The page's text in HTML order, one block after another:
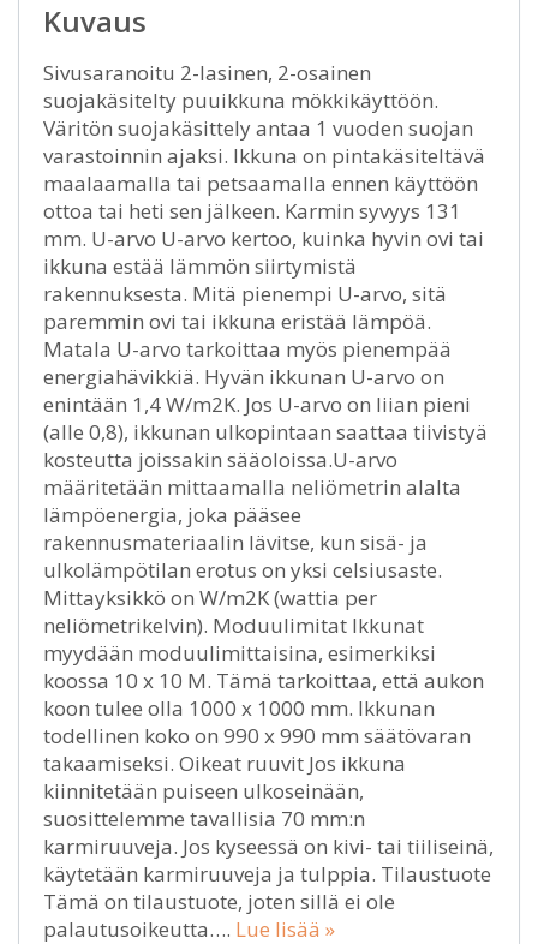
Kuvaus
Sivusaranoitu 2-lasinen, 2-osainen
suojakäsitelty puuikkuna mökkikäyttöön.
Väritön suojakäsittely antaa 1 vuoden suojan
varastoinnin ajaksi. Ikkuna on pintakäsiteltävä
maalaamalla tai petsaamalla ennen käyttöön
ottoa tai heti sen jälkeen. Karmin syvyys 131
mm. U-arvo U-arvo kertoo, kuinka hyvin ovi tai
ikkuna estää lämmön siirtymistä
rakennuksesta. Mitä pienempi U-arvo, sitä
paremmin ovi tai ikkuna eristää lämpöä.
Matala U-arvo tarkoittaa myös pienempää
energiahävikkiä. Hyvän ikkunan U-arvo on
enintään 1,4 W/m2K. Jos U-arvo on liian pieni
(alle 0,8), ikkunan ulkopintaan saattaa tiivistyä
kosteutta joissakin sääoloissa.U-arvo
määritetään mittaamalla neliömetrin alalta
lämpöenergia, joka pääsee
rakennusmateriaalin lävitse, kun sisä- ja
ulkolämpötilan erotus on yksi celsiusaste.
Mittayksikkö on W/m2K (wattia per
neliömetrikelvin). Moduulimitat Ikkunat
myydään moduulimittaisina, esimerkiksi
koossa 10 x 10 M. Tämä tarkoittaa, että aukon
koon tulee olla 1000 x 1000 mm. Ikkunan
todellinen koko on 990 x 990 mm säätövaran
takaamiseksi. Oikeat ruuvit Jos ikkuna
kiinnitetään puiseen ulkoseinään,
suosittelemme tavallisia 70 mm:n
karmiruuveja. Jos kyseessä on kivi- tai tiiliseinä,
käytetään karmiruuveja ja tulppia. Tilaustuote
Tämä on tilaustuote, joten sillä ei ole
palautusoikeutta…. Lue lisää »